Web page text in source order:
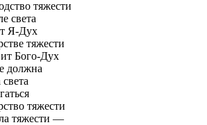
тяжести
света
Я-Дух
тяжести
Бого-Дух
должна
тяжести
тяжести —